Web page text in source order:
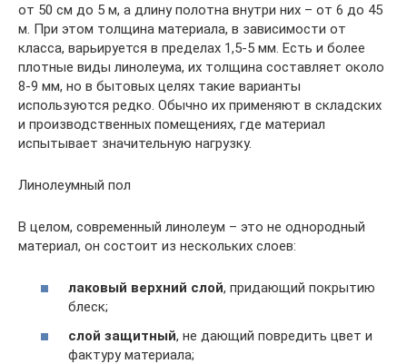
от 50 см до 5 м, а длину полотна внутри них – от 6 до 45
м. При этом толщина материала, в зависимости от
класса, варьируется в пределах 1,5-5 мм. Есть и более
плотные виды линолеума, их толщина составляет около
8-9 мм, но в бытовых целях такие варианты
используются редко. Обычно их применяют в складских
и производственных помещениях, где материал
испытывает значительную нагрузку.
Линолеумный пол
В целом, современный линолеум – это не однородный
материал, он состоит из нескольких слоев:
лаковый верхний слой, придающий покрытию
блеск;
слой защитный, не дающий повредить цвет и
фактуру материала;